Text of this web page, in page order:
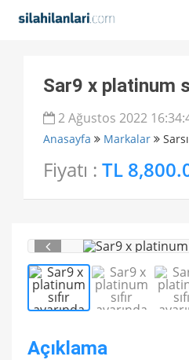
Sar9 x platinum
2 Ağustos 2022
Anasayfa Markalar
Fiyatı : TL
Açıklama